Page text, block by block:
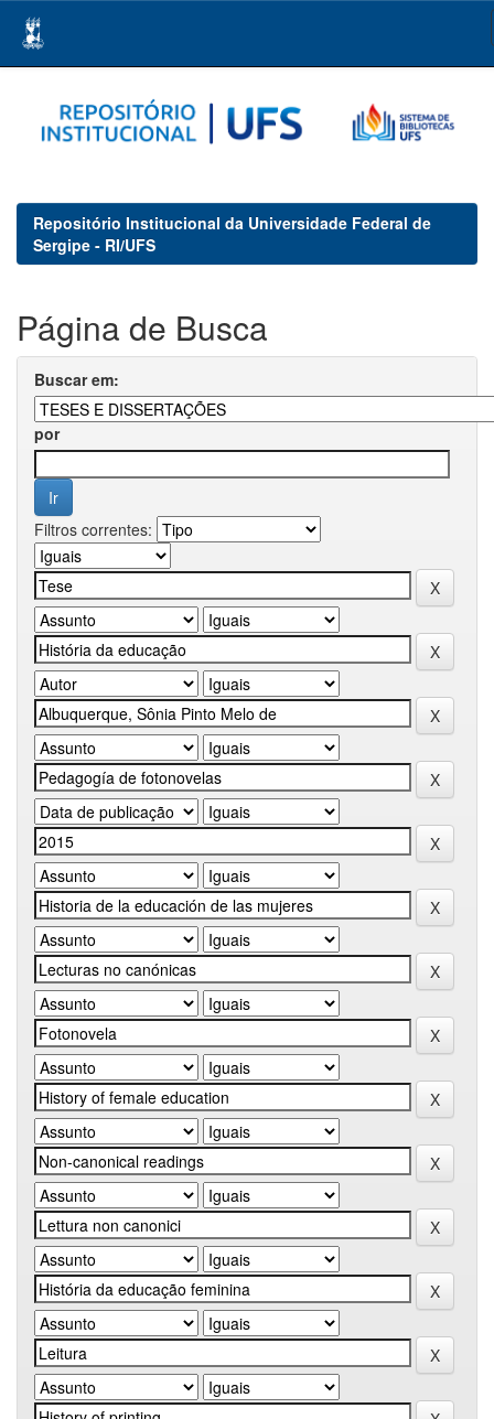
navigation
Repositório Institucional da Universidade Federal de
Sergipe - RI/UFS
Página de Busca
Buscar em:
por
Filtros correntes: